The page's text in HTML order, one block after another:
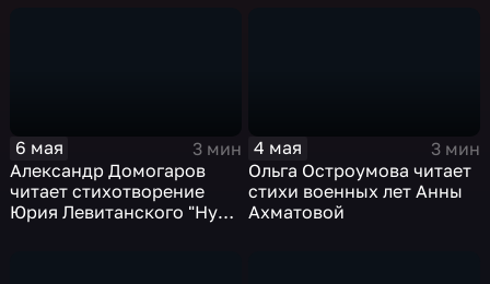
6 мая
3 мин
Александр Домогаров
читает стихотворение
Юрия Левитанского "Ну
4 мая
3 мин
Ольга Остроумова читает
стихи военных лет Анны
Ахматовой